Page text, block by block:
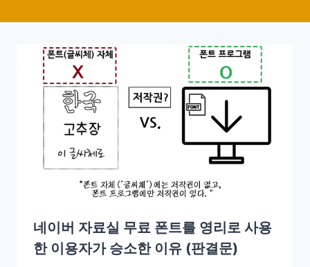
네이버 자료실 무료 폰트를 영리로 사용
한 이용자가 승소한 이유 (판결문)